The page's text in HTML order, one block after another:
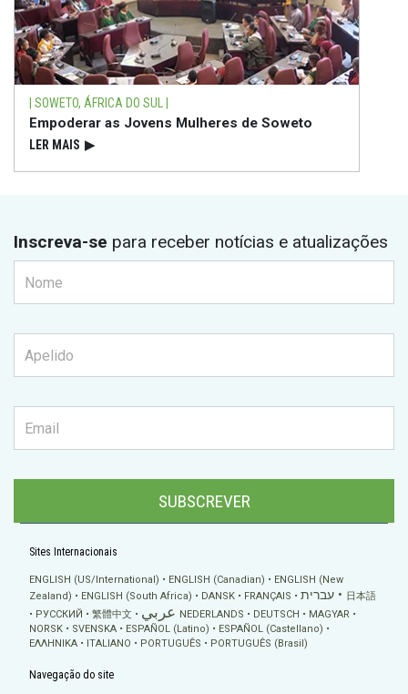
| SOWETO, ÁFRICA DO SUL |
Empoderar as Jovens Mulheres de Soweto
LER MAIS ▶
Inscreva-se para receber notícias e atualizações
SUBSCREVER
Sites Internacionais
ENGLISH (US/International) ENGLISH (Canadian)
ENGLISH (New
Zealand)
ENGLISH (South Africa) DANSK FRANÇAIS עברית
日本語
РУССКИЙ
繁體中文 عربي NEDERLANDS DEUTSCH
MAGYAR
NORSK
SVENSKA ESPAÑOL (Latino)
ESPAÑOL (Castellano)
ΕΛΛΗΝΙΚA
ITALIANO PORTUGUÊS PORTUGUÊS (Brasil)
Navegação do site